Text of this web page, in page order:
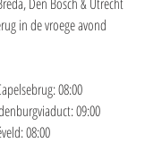
in de vroege avond
08:00
09:00
08:00